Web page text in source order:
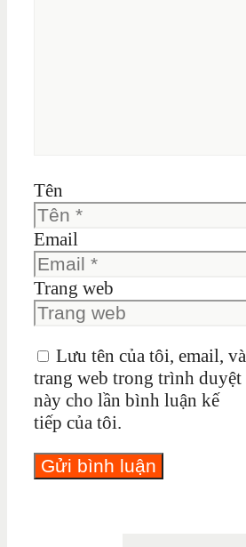
Tên
Email
Trang web
Lưu tên của tôi, email, và
trang web trong trình duyệt
này cho lần bình luận kế
tiếp của tôi.